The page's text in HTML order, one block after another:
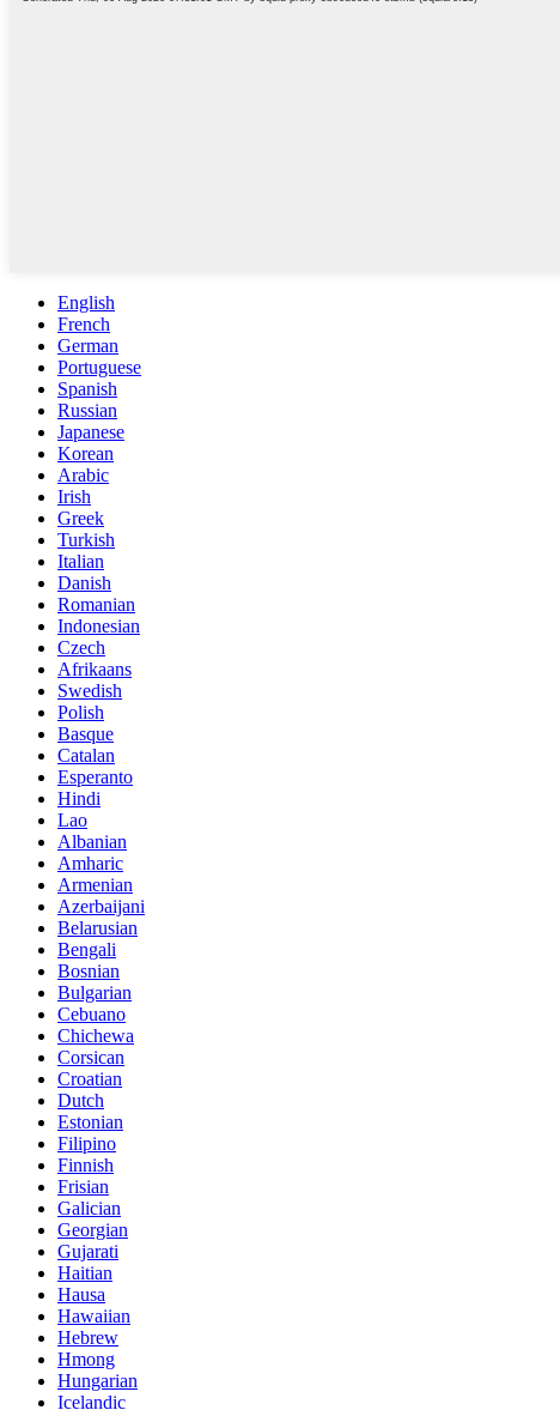
English
French
German
Portuguese
Spanish
Russian
Japanese
Korean
Arabic
Irish
Greek
Turkish
Italian
Danish
Romanian
Indonesian
Czech
Afrikaans
Swedish
Polish
Basque
Catalan
Esperanto
Hindi
Lao
Albanian
Amharic
Armenian
Azerbaijani
Belarusian
Bengali
Bosnian
Bulgarian
Cebuano
Chichewa
Corsican
Croatian
Dutch
Estonian
Filipino
Finnish
Frisian
Galician
Georgian
Gujarati
Haitian
Hausa
Hawaiian
Hebrew
Hmong
Hungarian
Icelandic